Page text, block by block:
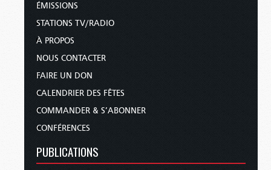
ÉMISSIONS
STATIONS TV/RADIO
À PROPOS
NOUS CONTACTER
FAIRE UN DON
CALENDRIER DES FÊTES
COMMANDER & S’ABONNER
CONFÉRENCES
PUBLICATIONS